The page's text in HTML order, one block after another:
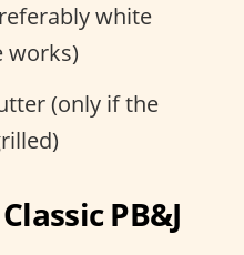
white
works)
(only if the
PB&J